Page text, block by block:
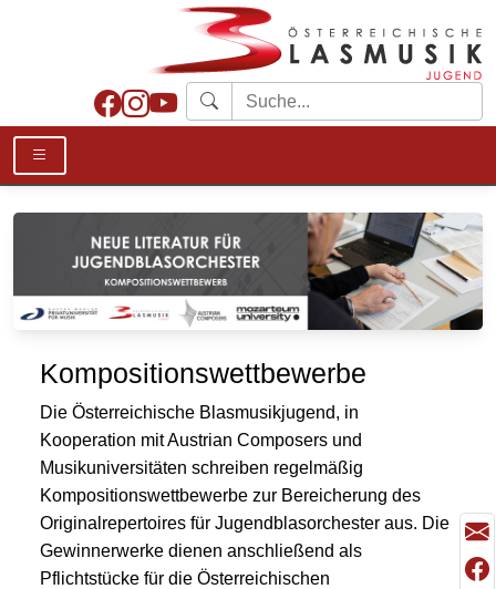
Kompositionswettbewerbe
Die Österreichische Blasmusikjugend, in
Kooperation mit Austrian Composers und
Musikuniversitäten schreiben regelmäßig
Kompositionswettbewerbe zur Bereicherung des
Originalrepertoires für Jugendblasorchester aus. Die
Gewinnerwerke dienen anschließend als
Pflichtstücke für die Österreichischen